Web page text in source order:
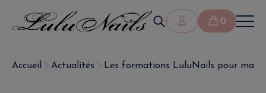
0
Accueil Actualités Les formations LuluNails pour